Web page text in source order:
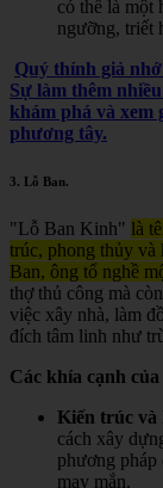
có thể là một
ngưỡng, triết
Quý thính giả
Sự làm thêm
khám phá và xem
phương tây.
3. Lỗ Ban.
"Lỗ Ban Kinh" là
trúc, phong thủy
Ban, ông tổ nghề
thợ thủ công mà
việc xây nhà, làm
đích tâm linh như
Các khía cạnh
Kiến trúc và
cách xây
phương
may mắn.